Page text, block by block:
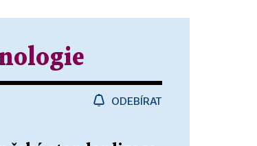
ODEBÍRAT